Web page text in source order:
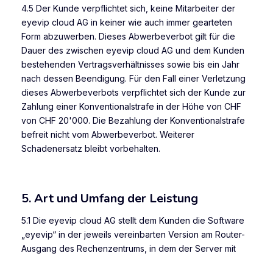
4.5 Der Kunde verpflichtet sich, keine Mitarbeiter der
eyevip cloud AG in keiner wie auch immer gearteten
Form abzuwerben. Dieses Abwerbeverbot gilt für die
Dauer des zwischen eyevip cloud AG und dem Kunden
bestehenden Vertragsverhältnisses sowie bis ein Jahr
nach dessen Beendigung. Für den Fall einer Verletzung
dieses Abwerbeverbots verpflichtet sich der Kunde zur
Zahlung einer Konventionalstrafe in der Höhe von CHF
von CHF 20'000. Die Bezahlung der Konventionalstrafe
befreit nicht vom Abwerbeverbot. Weiterer
Schadenersatz bleibt vorbehalten.
5. Art und Umfang der Leistung
5.1 Die eyevip cloud AG stellt dem Kunden die Software
„eyevip“ in der jeweils vereinbarten Version am Router-
Ausgang des Rechenzentrums, in dem der Server mit